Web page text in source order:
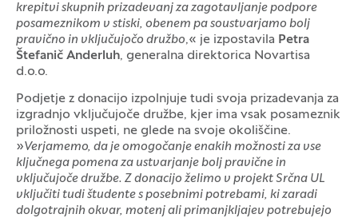
krepitvi skupnih prizadevanj za zagotavljanje podpore
posameznikom v stiski, obenem pa soustvarjamo bolj
pravično in vključujočo družbo,« je izpostavila Petra
Štefanič Anderluh, generalna direktorica Novartisa
d.o.o.
Podjetje z donacijo izpolnjuje tudi svoja prizadevanja za
izgradnjo vključujoče družbe, kjer ima vsak posameznik
priložnosti uspeti, ne glede na svoje okoliščine.
»Verjamemo, da je omogočanje enakih možnosti za vse
ključnega pomena za ustvarjanje bolj pravične in
vključujoče družbe. Z donacijo želimo v projekt Srčna UL
vključiti tudi študente s posebnimi potrebami, ki zaradi
dolgotrajnih okvar, motenj ali primanjkljajev potrebujejo